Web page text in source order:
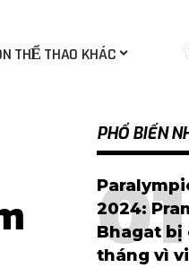
THỂ THAO KHÁC
PHỔ BIẾN
2024:
Bhagat bị
tháng vì